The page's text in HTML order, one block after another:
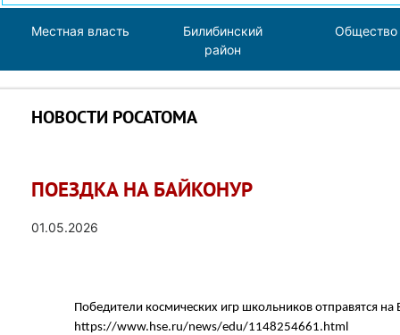
Местная власть
Билибинский
район
Общество
НОВОСТИ РОСАТОМА
ПОЕЗДКА НА БАЙКОНУР
01.05.2026
Победители космических игр школьников отправятся на
https://www.hse.ru/news/edu/1148254661.html